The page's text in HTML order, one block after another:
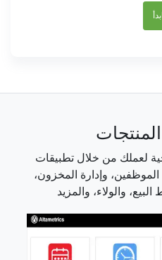
لعملك من خلال تطبيقات
وإدارة المخزون،